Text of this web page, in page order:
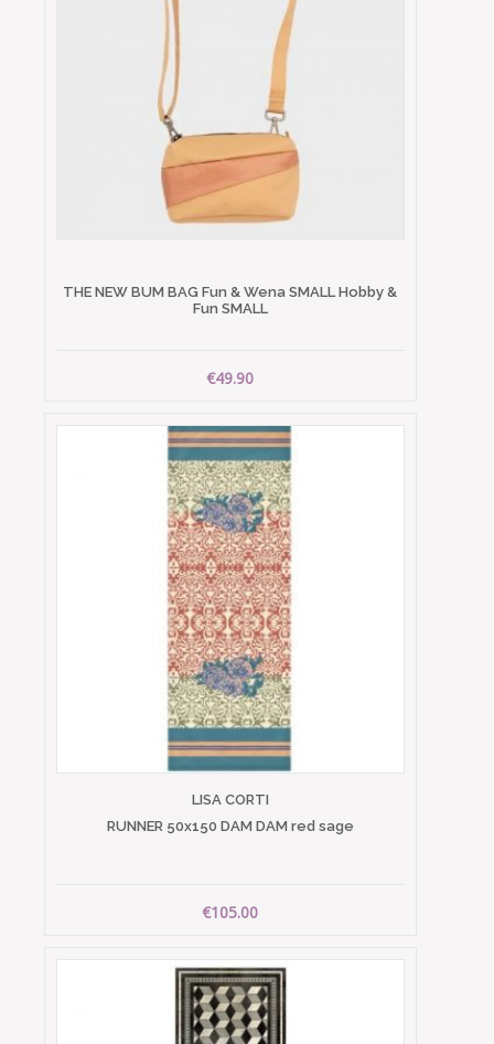
THE NEW BUM BAG Fun & Wena SMALL Hobby &
Fun SMALL
€49.90
LISA CORTI
RUNNER 50x150 DAM DAM red sage
€105.00